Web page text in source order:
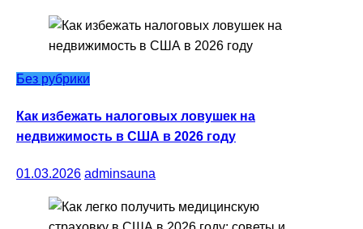
Без рубрики
Как избежать налоговых ловушек на
недвижимость в США в 2026 году
01.03.2026 adminsauna